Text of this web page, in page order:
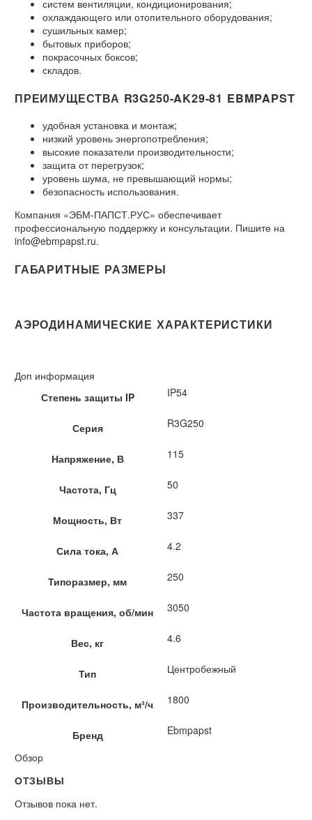
систем вентиляции, кондиционирования;
охлаждающего или отопительного оборудования;
сушильных камер;
бытовых приборов;
покрасочных боксов;
складов.
ПРЕИМУЩЕСТВА R3G250-AK29-81 EBMPAPST
удобная установка и монтаж;
низкий уровень энергопотребления;
высокие показатели производительности;
защита от перегрузок;
уровень шума, не превышающий нормы;
безопасность использования.
Компания «ЭБМ-ПАПСТ.РУС» обеспечивает
профессиональную поддержку и консультации. Пишите на
info@ebmpapst.ru.
ГАБАРИТНЫЕ РАЗМЕРЫ
АЭРОДИНАМИЧЕСКИЕ ХАРАКТЕРИСТИКИ
Доп информация
Степень защиты IP
IP54
Серия R3G250
Напряжение, В 115
Частота, Гц 50
Мощность, Вт 337
Сила тока, А 4.2
Типоразмер, мм 250
Частота вращения, об/мин 3050
Вес, кг 4.6
Тип Центробежный
Производительность, м³/ч 1800
Бренд
Ebmpapst
Обзор
ОТЗЫВЫ
Отзывов пока нет.